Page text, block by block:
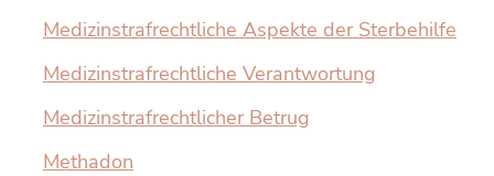
Medizinstrafrechtliche Aspekte der Sterbehilfe
Medizinstrafrechtliche Verantwortung
Medizinstrafrechtlicher Betrug
Methadon